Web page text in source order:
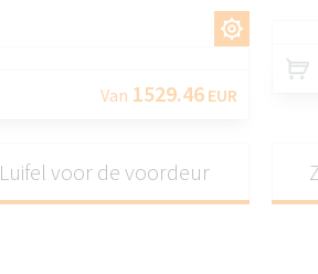
Van 1529.46 EUR
Luifel voor de voordeur